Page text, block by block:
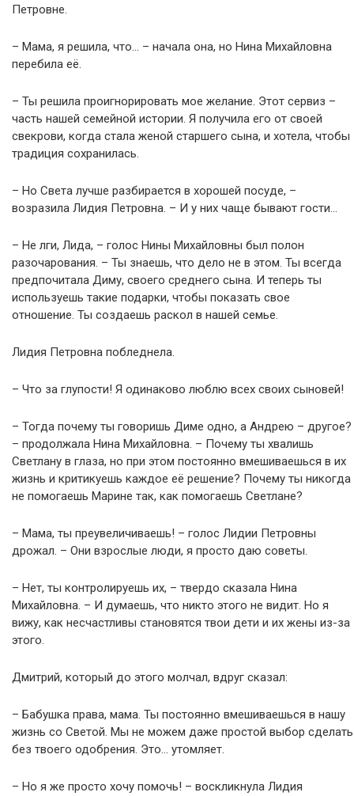
Петровне.
– Мама, я решила, что… – начала она, но Нина Михайловна
перебила её.
– Ты решила проигнорировать мое желание. Этот сервиз –
часть нашей семейной истории. Я получила его от своей
свекрови, когда стала женой старшего сына, и хотела, чтобы
традиция сохранилась.
– Но Света лучше разбирается в хорошей посуде, –
возразила Лидия Петровна. – И у них чаще бывают гости…
– Не лги, Лида, – голос Нины Михайловны был полон
разочарования. – Ты знаешь, что дело не в этом. Ты всегда
предпочитала Диму, своего среднего сына. И теперь ты
используешь такие подарки, чтобы показать свое
отношение. Ты создаешь раскол в нашей семье.
Лидия Петровна побледнела.
– Что за глупости! Я одинаково люблю всех своих сыновей!
– Тогда почему ты говоришь Диме одно, а Андрею – другое?
– продолжала Нина Михайловна. – Почему ты хвалишь
Светлану в глаза, но при этом постоянно вмешиваешься в их
жизнь и критикуешь каждое её решение? Почему ты никогда
не помогаешь Марине так, как помогаешь Светлане?
– Мама, ты преувеличиваешь! – голос Лидии Петровны
дрожал. – Они взрослые люди, я просто даю советы.
– Нет, ты контролируешь их, – твердо сказала Нина
Михайловна. – И думаешь, что никто этого не видит. Но я
вижу, как несчастливы становятся твои дети и их жены из-за
этого.
Дмитрий, который до этого молчал, вдруг сказал:
– Бабушка права, мама. Ты постоянно вмешиваешься в нашу
жизнь со Светой. Мы не можем даже простой выбор сделать
без твоего одобрения. Это… утомляет.
– Но я же просто хочу помочь! – воскликнула Лидия